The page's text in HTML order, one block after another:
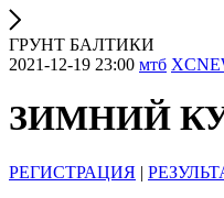
ГРУНТ БАЛТИКИ
2021-12-19 23:00 мтб
ЗИМНИЙ
РЕГИСТРАЦИЯ |